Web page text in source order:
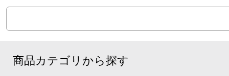
商品カテゴリから探す